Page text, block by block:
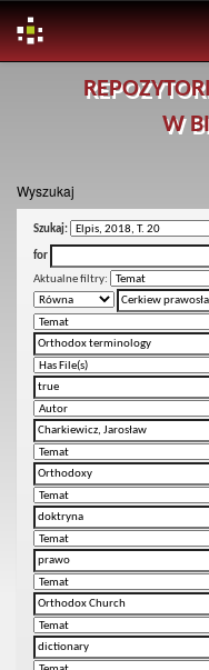
W
Wyszukaj
Szukaj:
for
Aktualne filtry: